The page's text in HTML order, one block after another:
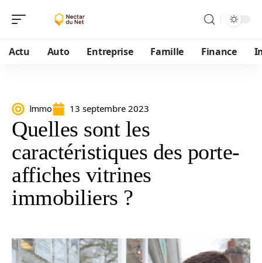
Actu Auto Entreprise Famille Finance
Immo 13 septembre 2023
Quelles sont les
caractéristiques des porte-
affiches vitrines
immobiliers ?